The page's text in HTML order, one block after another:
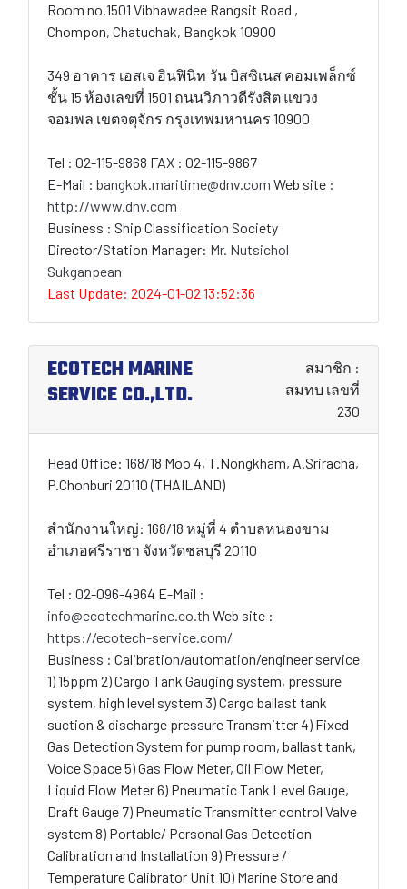
Room no.1501 Vibhawadee Rangsit Road ,
Chompon, Chatuchak, Bangkok 10900
349 อาคาร เอสเจ อินฟินิท วัน บิสซิเนส คอมเพล็กซ์
ชั้น 15 ห้องเลขที่ 1501 ถนนวิภาวดีรังสิต แขวง
จอมพล เขตจตุจักร กรุงเทพมหานคร 10900
Tel : 02-115-9868 FAX : 02-115-9867
E-Mail : bangkok.maritime@dnv.com Web site :
http://www.dnv.com
Business : Ship Classification Society
Director/Station Manager: Mr. Nutsichol
Sukganpean
Last Update: 2024-01-02 13:52:36
ECOTECH MARINE
SERVICE CO.,LTD.
สมาชิก :
สมทบ เลขที่
230
Head Office: 168/18 Moo 4, T.Nongkham, A.Sriracha,
P.Chonburi 20110 (THAILAND)
สำนักงานใหญ่: 168/18 หมู่ที่ 4 ตำบลหนองขาม
อำเภอศรีราชา จังหวัดชลบุรี 20110
Tel : 02-096-4964 E-Mail :
info@ecotechmarine.co.th Web site :
https://ecotech-service.com/
Business : Calibration/automation/engineer service
1) 15ppm 2) Cargo Tank Gauging system, pressure
system, high level system 3) Cargo ballast tank
suction & discharge pressure Transmitter 4) Fixed
Gas Detection System for pump room, ballast tank,
Voice Space 5) Gas Flow Meter, Oil Flow Meter,
Liquid Flow Meter 6) Pneumatic Tank Level Gauge,
Draft Gauge 7) Pneumatic Transmitter control Valve
system 8) Portable/ Personal Gas Detection
Calibration and Installation 9) Pressure /
Temperature Calibrator Unit 10) Marine Store and